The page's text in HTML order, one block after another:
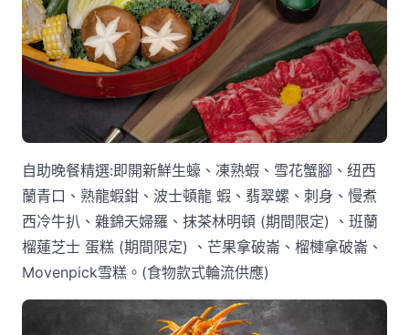
自助晚餐精選:即開新鮮生蠔、凍熟蝦、雪花蟹腳、纽西
蘭青口、熟龍蝦鉗、波士頓龍 蝦、翡翠螺、刺身、慢煮
西冷牛扒、雜錦天婦羅、抹茶林明頓 (期間限定) 、班蘭
榴蓮芝士 蛋糕 (期間限定) 、芒果拿破崙、榴槤拿破崙、
Movenpick雪糕。(食物款式輪流供應)